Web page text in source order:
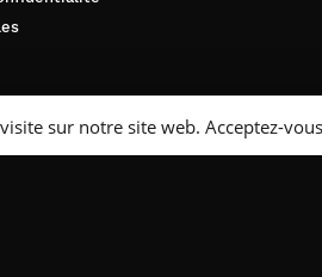
sur notre site web. Acceptez-